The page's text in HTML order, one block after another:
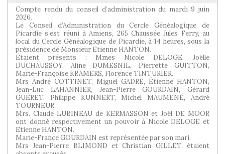
Compte rendu du conseil d’administration du mardi 9 juin
2026.
Le Conseil d’Administration du Cercle Généalogique de
Picardie s’est réuni à Amiens, 265 Chaussée Jules Ferry, au
local du Cercle Généalogique de Picardie, à 14 heures, sous la
présidence de Monsieur Etienne HANTON.
Étaient présents : Mmes Nicole DELOGE, Joëlle
DUCHAUSSOY, Aline DUMESNIL, Pierrette GUITTON,
Marie-Françoise KRAMERS, Florence TINTURIER.
Mrs André COTTINET, Miguel GADRÉ, Étienne HANTON,
Jean-Luc LAHANNIER, Jean-Pierre GOURDAIN, Gérard
GUÉRET, Philippe KUNNERT, Michel MAUMENÉ, André
TOURNEUR.
Mrs. Claude LUBINEAU de KERMASSON et Joël DE MOOR
ont donné respectivement un pouvoir à Nicole DELOGE et
Etienne HANTON.
Marie-France GOURDAIN est représentée par son mari.
Mrs Jean-Pierre BLIMOND et Christian GILLET, étaient